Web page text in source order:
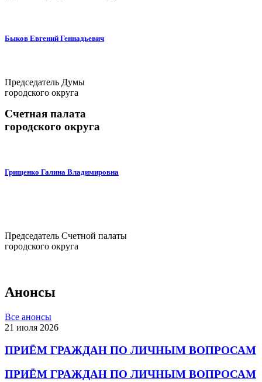
Быков Евгений Геннадьевич
Председатель Думы
городского округа
Счетная палата
городского округа
Грищенко Галина Владимировна
Председатель Счетной палаты
городского округа
Анонсы
Все анонсы
21 июля 2026
ПРИЁМ ГРАЖДАН ПО ЛИЧНЫМ ВОПРОСАМ
ПРИЁМ ГРАЖДАН ПО ЛИЧНЫМ ВОПРОСАМ